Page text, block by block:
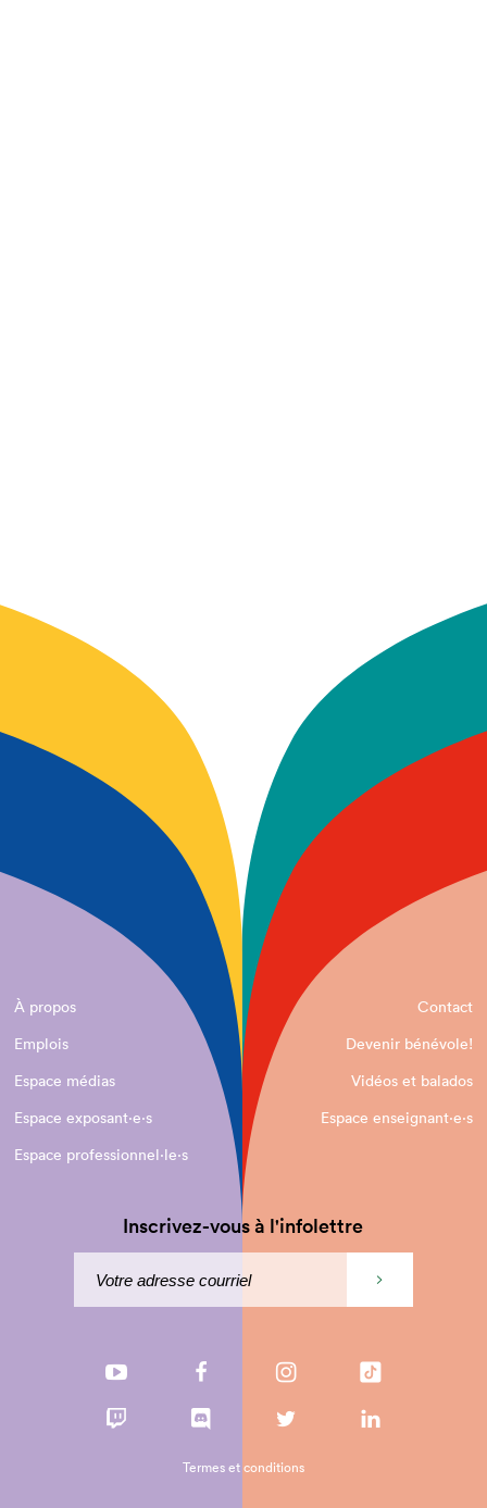
À propos
Contact
Emplois
Devenir bénévole!
Espace médias
Vidéos et balados
Espace exposant·e⋅s
Espace enseignant·e⋅s
Espace professionnel·le⋅s
Inscrivez-vous à l'infolettre
Termes et conditions